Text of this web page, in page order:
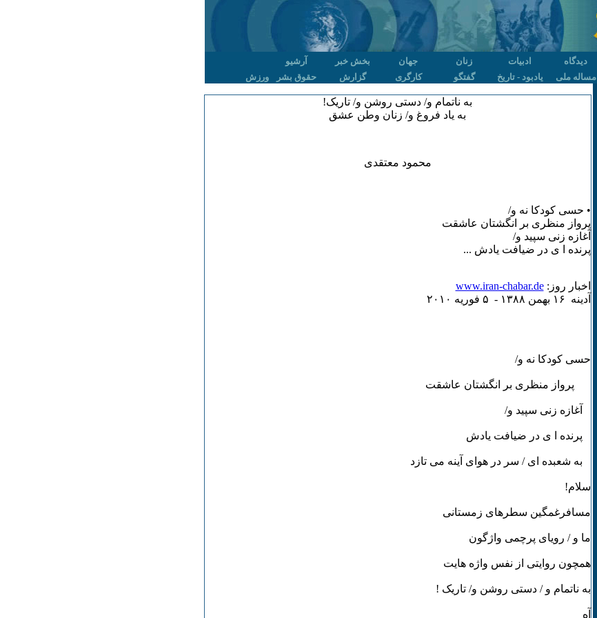
دیدگاه ادبیات زنان جهان بخش خبر
آرشیو
مساله ملی یادبود - تاریخ گفتگو کارگری گزارش حقوق بشر ورزش
به ناتمام و/ دستی روشن و/ تاریک!
به یاد فروغ و/ زنان وطن عشق
محمود معتقدی
• حسی کودکا نه و/
پرواز منظری بر انگشتان عاشقت
آغازه زنی سپید و/
پرنده ا ی در ضیافت یادش ...
اخبار روز:www.iran-chabar.de
آدينه ۱۶ بهمن ۱٣٨٨ - ۵ فوريه ۲۰۱۰
حسی کودکا نه و/
پرواز منظری بر انگشتان عاشقت
آغازه زنی سپید و/
پرنده ا ی در ضیافت یادش
به شعبده ای / سر در هوای آینه می تازد
سلام!
مسافرغمگین سطرهای زمستانی
ما و / رویای پرچمی واژگون
همچون روایتی از نفس واژه هایت
به ناتمام و / دستی روشن و/ تاریک !
آه